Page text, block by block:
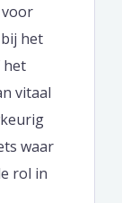
het
het
vitaal
waar
rol in